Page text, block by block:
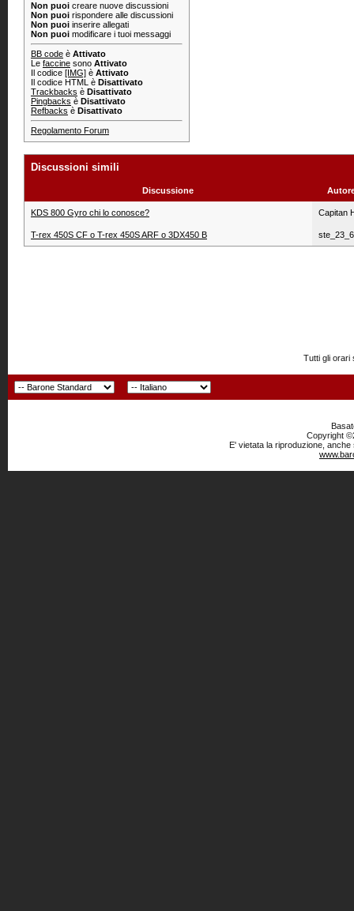
Non puoi creare nuove discussioni
Non puoi rispondere alle discussioni
Non puoi inserire allegati
Non puoi modificare i tuoi messaggi
BB code è Attivato
Le faccine sono Attivato
Il codice [IMG] è Attivato
Il codice HTML è Disattivato
Trackbacks è Disattivato
Pingbacks è Disattivato
Refbacks è Disattivato
Regolamento Forum
Discussioni simili
Discussione
KDS 800 Gyro chi lo conosce? Capitan
T-rex 450S CF o T-rex 450S ARF o 3DX450 B
Tutti gli orari
Copyright
E' vietata la riproduzione,